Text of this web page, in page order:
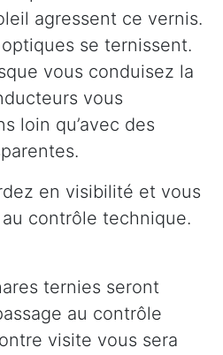
agressent ce vernis.
se ternissent.
vous conduisez la
vous
loin qu’avec des
en visibilité et vous
contrôle technique.
ternies seront
au contrôle
visite vous sera